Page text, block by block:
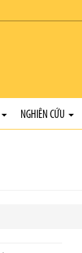
NGHIÊN CỨU